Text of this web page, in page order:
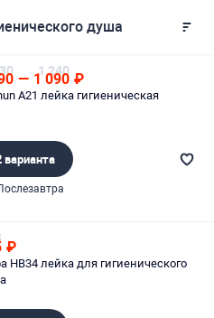
душа
— 1 240
1 090 ₽
A21 лейка гигиеническая
варианта
₽
HB34 лейка для гигиенического